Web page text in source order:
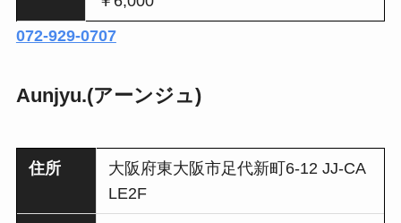
072-929-0707
Aunjyu.(アーンジュ)
住所
大阪府東大阪市足代新町6-12 JJ-CA
LE2F